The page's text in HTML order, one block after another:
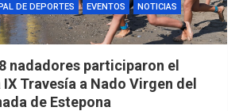
DE DEPORTES EVENTOS
NOTICIAS
nadadores participaron el
Travesía a Nado Virgen del
de Estepona